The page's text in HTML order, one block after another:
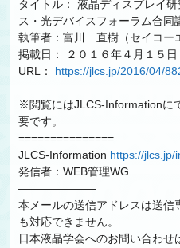
タイトル： 液晶ディスプレイ
ス・光デバイスフォーラム合
執筆者：富川 直樹（セイコー
掲載日： ２０１６年４月１５日
URL： https://jlcs.jp/2016/04/
————–
※閲覧にはJLCS-Informationに
要です。
===============
JLCS-Information https://jlcs.jp/
発信者：WEB管理WG
———————
本メールの送信アドレスは送信
も対応できません。
日本液晶学会へのお問い合わせ